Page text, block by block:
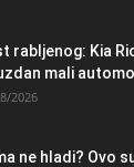
rabljenog: Kia
mali
2026
ne hladi? Ovo